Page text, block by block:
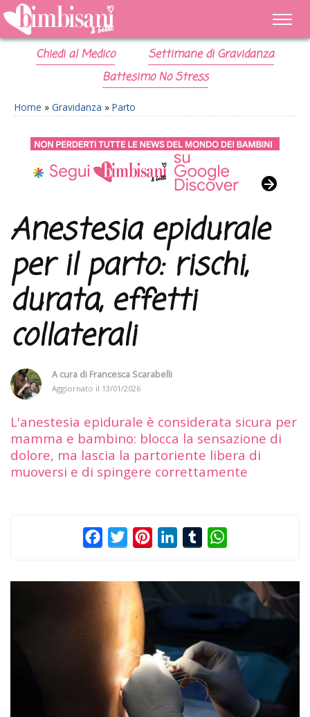
Chiedi al Medico
Settimane di Gravidanza
Battesimo No Stress
Home » Gravidanza » Parto
Anestesia epidurale
per il parto: rischi,
durata, effetti
collaterali
A cura di Francesca Scarabelli
Aggiornato il 13/01/2026
L'anestesia epidurale è considerata sicura per
mamma e bambino: blocca la sensazione di
dolore, ma lascia la partoriente libera di
muoversi e di spingere correttamente
FacebookTwitterPinterestLinkedInTumblr